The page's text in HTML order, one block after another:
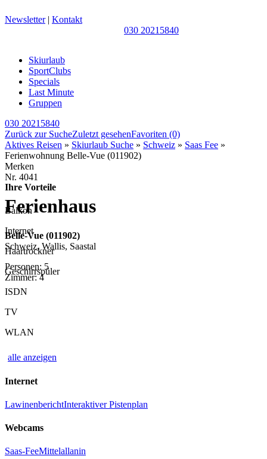
Newsletter| Kontakt
030 20215840
Skiurlaub
SportClubs
Specials
Last Minute
Gruppen
030 20215840
Zurück zur SucheZuletzt gesehenFavoriten (0)
Aktives Reisen » Skiurlaub Suche » Schweiz » Saas Fee »
Ferienwohnung Belle-Vue (011902)
Merken
Nr. 4041
Ferienhaus
Belle-Vue (011902)
Schweiz, Wallis, Saastal
Personen: 5
Zimmer: 4
Ihre Vorteile
Balkon
Internet
Haartrockner
Geschirrspüler
ISDN
TV
WLAN
alle anzeigen
Internet
LawinenberichtInteraktiver Pistenplan
Webcams
Saas-FeeMittelallanin